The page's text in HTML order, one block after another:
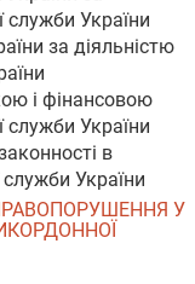
служби України
за діяльністю
і фінансовою
служби України
в
України
У